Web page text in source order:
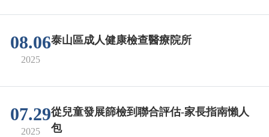
08.06
2025
泰山區成人健康檢查醫療院所
07.29
2025
從兒童發展篩檢到聯合評估-家長指南懶人
包